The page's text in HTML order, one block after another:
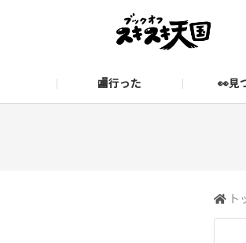
🏬行った 👀見
ト